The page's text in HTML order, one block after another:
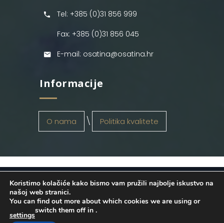
Tel: +385 (0)31 856 999
Fax: +385 (0)31 856 045
E-mail: osatina@osatina.hr
Informacije
O nama Politika kvalitete
OSATINA GRUPA d.o.o. 2026
. Configured
byINFOS Osijek. Sva prava pridržana.
Koristimo kolačiće kako bismo vam pružili najbolje iskustvo na
našoj web stranici.
You can find out more about which cookies we are using or
switch them off in
settings
.